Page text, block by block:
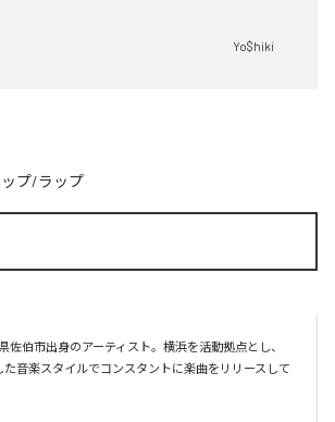
Yo$hiki
プ/ラップ
佐伯市出身のアーティスト。横浜を活動拠点とし、
た音楽スタイルでコンスタントに楽曲をリリースして